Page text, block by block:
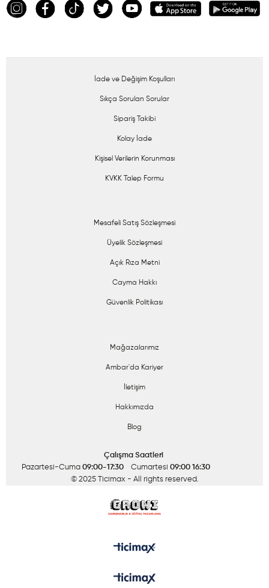
İade ve Değişim Koşulları
Sıkça Sorulan Sorular
Sipariş Takibi
Kolay İade
Kişisel Verilerin Korunması
KVKK Talep Formu
Mesafeli Satış Sözleşmesi
Üyelik Sözleşmesi
Açık Rıza Metni
Cayma Hakkı
Güvenlik Politikası
Mağazalarımız
Ambar'da Kariyer
İletişim
Hakkımızda
Blog
Çalışma Saatleri
Pazartesi-Cuma 09:00-17:30 Cumartesi 09:00 16:30
© 2025 Ticimax - All rights reserved.